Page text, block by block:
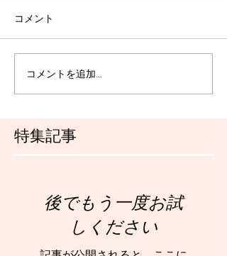
特集記事
コメント
コメントを追加…
後でもう一度お試
しください